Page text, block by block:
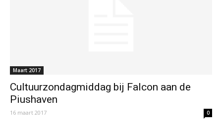
Maart 2017
Cultuurzondagmiddag bij Falcon aan de
Piushaven
16 maart 2017 0